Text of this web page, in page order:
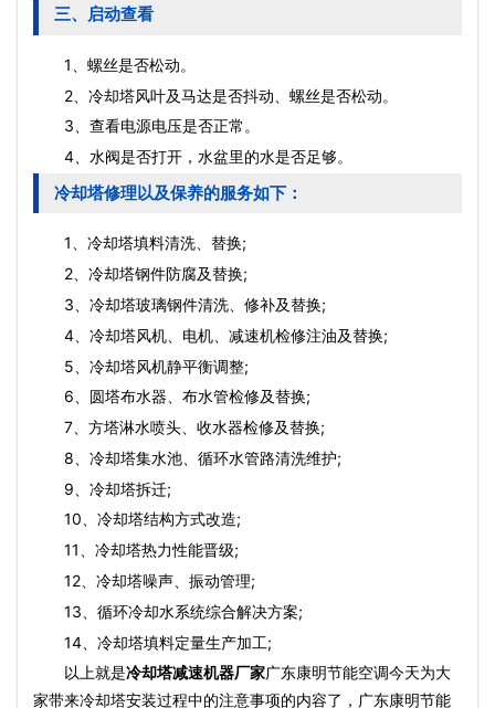
三、启动查看
1、螺丝是否松动。
2、冷却塔风叶及马达是否抖动、螺丝是否松动。
3、查看电源电压是否正常。
4、水阀是否打开，水盆里的水是否足够。
冷却塔修理以及保养的服务如下：
1、冷却塔填料清洗、替换;
2、冷却塔钢件防腐及替换;
3、冷却塔玻璃钢件清洗、修补及替换;
4、冷却塔风机、电机、减速机检修注油及替换;
5、冷却塔风机静平衡调整;
6、圆塔布水器、布水管检修及替换;
7、方塔淋水喷头、收水器检修及替换;
8、冷却塔集水池、循环水管路清洗维护;
9、冷却塔拆迁;
10、冷却塔结构方式改造;
11、冷却塔热力性能晋级;
12、冷却塔噪声、振动管理;
13、循环冷却水系统综合解决方案;
14、冷却塔填料定量生产加工;
以上就是冷却塔减速机器厂家广东康明节能空调今天为大
家带来冷却塔安装过程中的注意事项的内容了，广东康明节能